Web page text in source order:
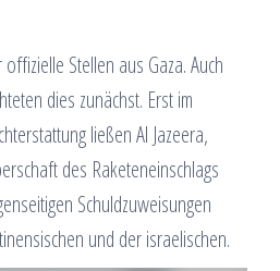
Stellen aus Gaza. Auch
dies zunächst. Erst im
ließen Al Jazeera,
des Raketeneinschlags
Schuldzuweisungen
und der israelischen.